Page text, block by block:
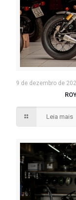
9 de dezembro de
Leia mais